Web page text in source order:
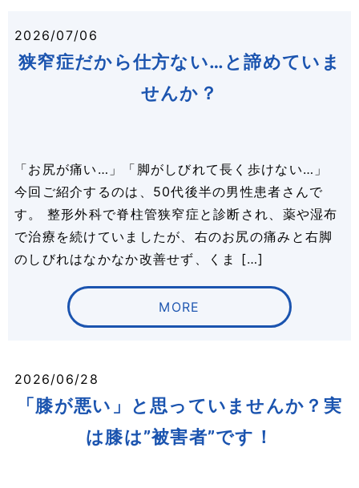
2026/07/06
狭窄症だから仕方ない…と諦めていま
せんか？
「お尻が痛い…」「脚がしびれて長く歩けない…」
今回ご紹介するのは、50代後半の男性患者さんで
す。 整形外科で脊柱管狭窄症と診断され、薬や湿布
で治療を続けていましたが、右のお尻の痛みと右脚
のしびれはなかなか改善せず、くま […]
MORE
2026/06/28
「膝が悪い」と思っていませんか？実
は膝は”被害者”です！